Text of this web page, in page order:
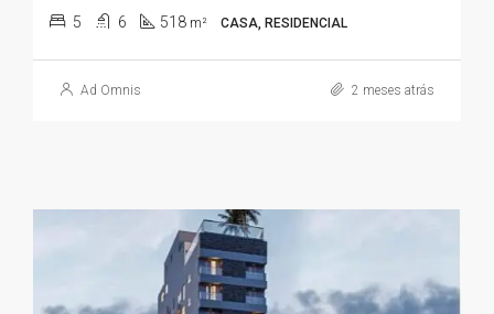
5 6 518 m² CASA, RESIDENCIAL
Ad Omnis 2 meses atrás